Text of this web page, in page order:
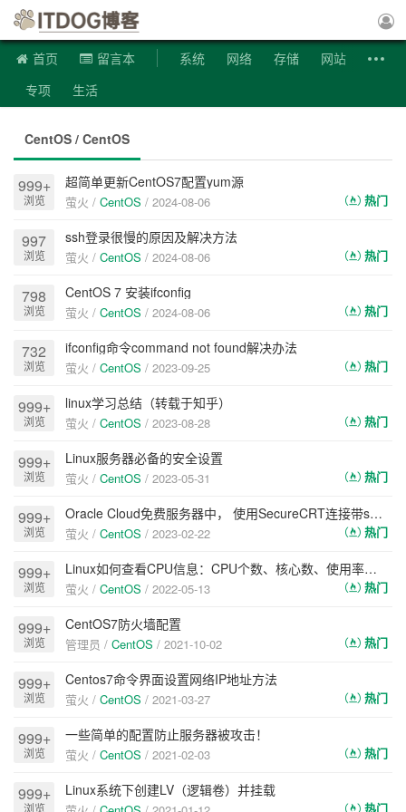
首页 留言本 系统 网络 存储
网站
专项
生活
CentOS / CentOS
999+
浏览
超简单更新CentOS7配置yum源
热门
萤火 / CentOS / 2024-08-06
997
浏览
ssh登录很慢的原因及解决方法
热门
萤火 / CentOS / 2024-08-06
798
浏览
CentOS 7 安装ifconfig
热门
萤火 / CentOS / 2024-08-06
732
浏览
ifconfig命令command not found解决办法
热门
萤火 / CentOS / 2023-09-25
999+
浏览
linux学习总结（转载于知乎）
热门
萤火 / CentOS / 2023-08-28
999+
浏览
Linux服务器必备的安全设置
热门
萤火 / CentOS / 2023-05-31
999+
浏览
Oracle Cloud免费服务器中， 使用SecureCRT连接带ssh公钥文件的连接方法
热门
萤火 / CentOS / 2023-02-22
999+
浏览
Linux如何查看CPU信息：CPU个数、核心数、使用率和运行位数
热门
萤火 / CentOS / 2022-05-13
999+
浏览
CentOS7防火墙配置
热门
管理员 / CentOS / 2021-10-02
999+
浏览
Centos7命令界面设置网络IP地址方法
热门
萤火 / CentOS / 2021-03-27
999+
浏览
一些简单的配置防止服务器被攻击！
热门
萤火 / CentOS / 2021-02-03
999+
浏览
Linux系统下创建LV（逻辑卷）并挂载
热门